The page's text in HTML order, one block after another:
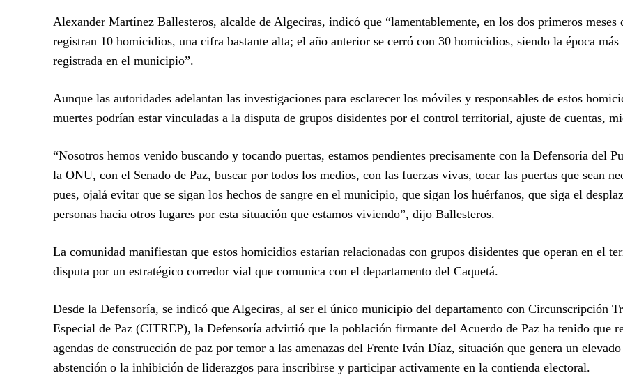
Alexander Martínez Ballesteros, alcalde de Algeciras, indicó que “lamentablemente, en los dos primeros meses
registran 10 homicidios, una cifra bastante alta; el año anterior se cerró con 30 homicidios, siendo la época más
registrada en el municipio”.
Aunque las autoridades adelantan las investigaciones para esclarecer los móviles y responsables de estos
muertes podrían estar vinculadas a la disputa de grupos disidentes por el control territorial, ajuste de cuentas,
“Nosotros hemos venido buscando y tocando puertas, estamos pendientes precisamente con la Defensoría del
la ONU, con el Senado de Paz, buscar por todos los medios, con las fuerzas vivas, tocar las puertas que sean
pues, ojalá evitar que se sigan los hechos de sangre en el municipio, que sigan los huérfanos, que siga el
personas hacia otros lugares por esta situación que estamos viviendo”, dijo Ballesteros.
La comunidad manifiestan que estos homicidios estarían relacionadas con grupos disidentes que operan en el
disputa por un estratégico corredor vial que comunica con el departamento del Caquetá.
Desde la Defensoría, se indicó que Algeciras, al ser el único municipio del departamento con Circunscripción
Especial de Paz (CITREP), la Defensoría advirtió que la población firmante del Acuerdo de Paz ha tenido que
agendas de construcción de paz por temor a las amenazas del Frente Iván Díaz, situación que genera un
abstención o la inhibición de liderazgos para inscribirse y participar activamente en la contienda electoral.